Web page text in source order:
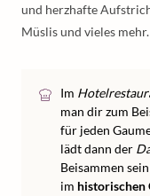
und herzhafte
Müslis und vieles mehr.
Im
man dir zum
für jeden
lädt dann der
Beisammen
im historischen